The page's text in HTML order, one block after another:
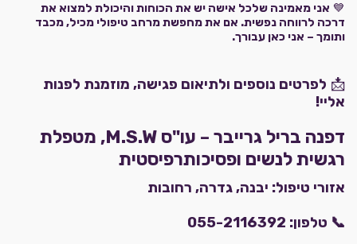
💙 אני מאמינה שלכל אישה יש את הכוחות והיכולת למצוא את
דרכה לרווחה נפשית. אם את מחפשת מרחב טיפולי מכיל, מכבד
ותומך – אני כאן עבורך.
📩 לפרטים נוספים ולתיאום פגישה, מוזמנת לפנות
אליי!
דפנה בריל גרייבר – עו"ס M.S.W, מטפלת
רגשית לנשים ופסיכותרפיסטית
אזורי טיפול: יבנה, גדרה, רחובות
📞 טלפון: